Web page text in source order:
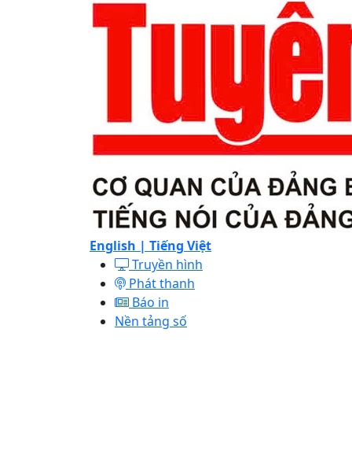
English | Tiếng Việt
Truyền hình
Phát thanh
Báo in
Nền tảng số